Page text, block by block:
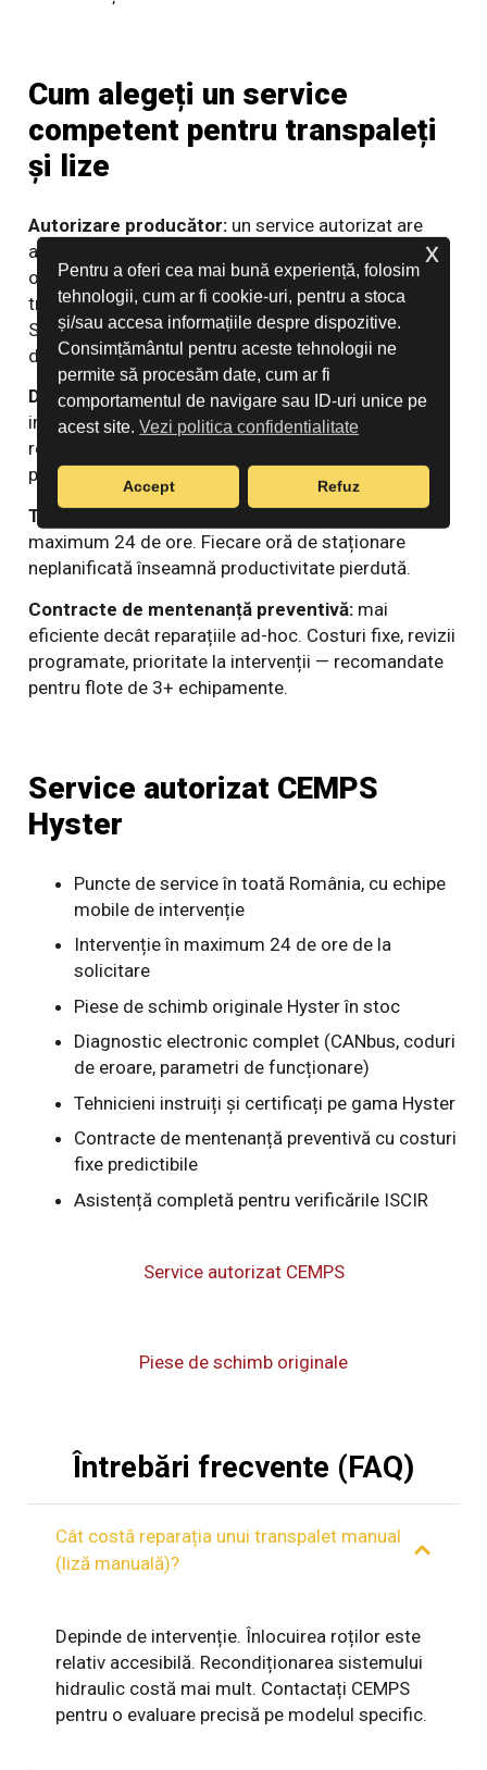
Pentru a oferi cea mai bună experiență, folosim
tehnologii, cum ar fi cookie-uri, pentru a stoca
și/sau accesa informațiile despre dispozitive.
Consimțământul pentru aceste tehnologii ne
permite să procesăm date, cum ar fi
comportamentul de navigare sau ID-uri unice pe
acest site.Vezi politica confidentialitate
Accept Refuz
x
Cum alegeți un service
competent pentru transpaleți
și lize
Autorizare producător:un service autorizat are
acces la documentație tehnică originală, piese
originale și software de diagnostic specific. La
transpaleți cu CANbus (S1.0-1.5C, S1.2-2.0S,
S2.0SD), diagnosticul electronic necesită software
dedicat.
Disponibilitate piese: un furnizor cu stoc de piese
intervine în ore, nu în săptămâni. Întrebați câte
referințe are în stoc și care este termenul mediu
pentru piesele lipsă.
Timp de răspuns:
maximum 24 de ore. Fiecare oră de staționare
neplanificată înseamnă productivitate pierdută.
Contracte de mentenanță preventivă:mai
eficiente decât reparațiile ad-hoc. Costuri fixe, revizii
programate, prioritate la intervenții — recomandate
pentru flote de 3+ echipamente.
Service autorizat CEMPS
Hyster
Puncte de service în toată România, cu echipe
mobile de intervenție
Intervenție în maximum 24 de ore de la
solicitare
Piese de schimb originale Hyster în stoc
Diagnostic electronic complet (CANbus, coduri
de eroare, parametri de funcționare)
Tehnicieni instruiți și certificați pe gama Hyster
Contracte de mentenanță preventivă cu costuri
fixe predictibile
Asistență completă pentru verificările ISCIR
Service autorizat CEMPS
Piese de schimb originale
Întrebări frecvente (FAQ)
Cât costă reparația unui transpalet manual
(liză manuală)?
Depinde de intervenție. Înlocuirea roților este
relativ accesibilă. Recondiționarea sistemului
hidraulic costă mai mult. Contactați CEMPS
pentru o evaluare precisă pe modelul specific.